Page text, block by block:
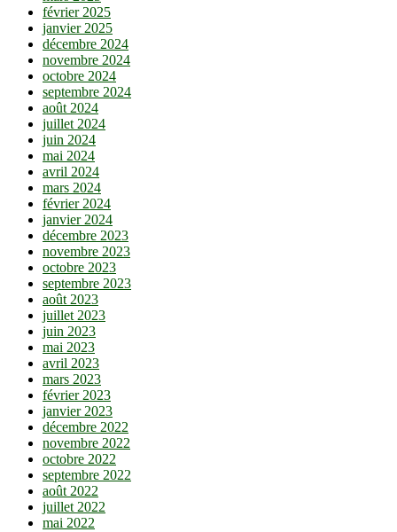
février 2025
janvier 2025
décembre 2024
novembre 2024
octobre 2024
septembre 2024
août 2024
juillet 2024
juin 2024
mai 2024
avril 2024
mars 2024
février 2024
janvier 2024
décembre 2023
novembre 2023
octobre 2023
septembre 2023
août 2023
juillet 2023
juin 2023
mai 2023
avril 2023
mars 2023
février 2023
janvier 2023
décembre 2022
novembre 2022
octobre 2022
septembre 2022
août 2022
juillet 2022
mai 2022